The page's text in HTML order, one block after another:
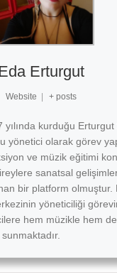
Erturgut
Website + posts
yılında kurduğu Erturgut
yönetici olarak görev
ve müzik eğitimi
sanatsal
bir platform olmuştur.
yöneticiliği
hem müzikle hem